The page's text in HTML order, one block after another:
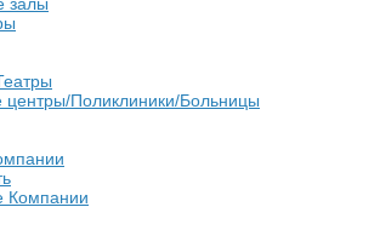
центры/Поликлиники/Больницы
Компании